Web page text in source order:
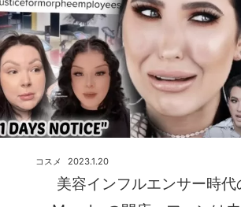
美容インフルエンサー時代
2023.1.20
コスメ